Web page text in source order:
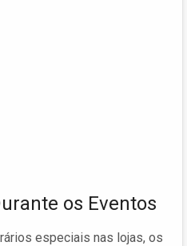
os Eventos
especiais nas lojas, os